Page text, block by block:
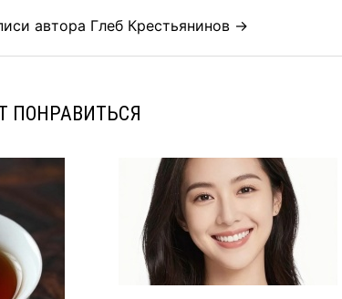
автора Глеб Крестьянинов →
ПОНРАВИТЬСЯ